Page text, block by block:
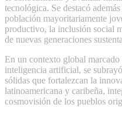
tecnológica. Se destacó
población mayoritariamente
productivo, la inclusión social
de nuevas generaciones
En un contexto global
inteligencia artificial, se
sólidas que fortalezcan la
latinoamericana y caribeña,
cosmovisión de los pueblos